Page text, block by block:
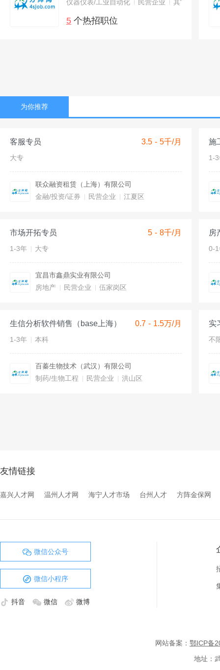
仪器仪表/工业自动化 民营企业 其它区
5 个热招职位
为你推荐
客服专员 3.5 - 5千/月
大专
联众融资租赁（上海）有限公司
金融/投资/证券
民营企业 江夏区
施
1-
市场开拓专员 5 - 8千/月
1-3年 大专
宜昌市鑫鼎实业有限公司
房地产
民营企业 伍家岗区
房
0-
生信分析软件销售（base上海） 0.7 - 1.5万/月
1-3年 本科
百蓁生物技术（武汉）有限公司
制药/生物工程
民营企业 洪山区
实
不
友情链接
嘉兴人才网 温州人才网 海宁人才市场 台州人才 方阵金保网
微信公众号
微信小程序
抖音 微信 微博
网站备案： 鄂ICP备
地址：